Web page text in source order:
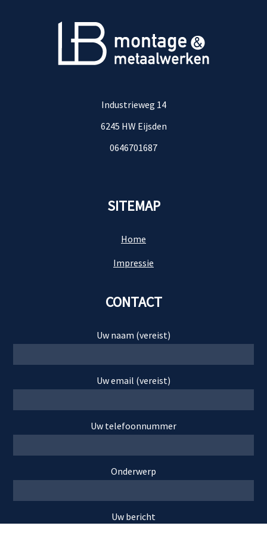
Industrieweg 14
6245 HW Eijsden
0646701687
SITEMAP
Home
Impressie
CONTACT
Uw naam (vereist)
Uw email (vereist)
Uw telefoonnummer
Onderwerp
Uw bericht